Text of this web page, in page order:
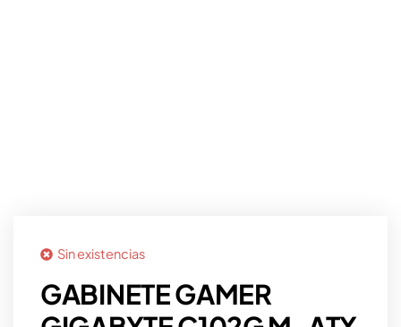
Sin existencias
GABINETE GAMER